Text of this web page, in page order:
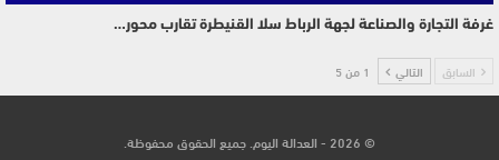
غرفة التجارة والصناعة لجهة الرباط سلا القنيطرة تقارب محور…
السابق التالي 1 من 5
© 2026 - العدالة اليوم. جميع الحقوق محفوظة.